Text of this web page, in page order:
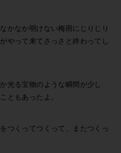
かなか明けない梅雨にじりじり
やって来てさっさと終わってし
光る宝物のような瞬間が少し
ともあったよ。
つくってつくって、またつくっ